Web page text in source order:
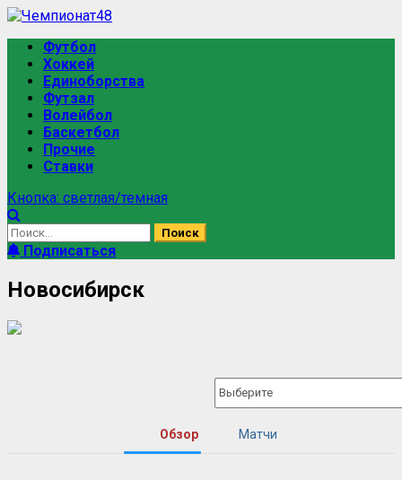
Футбол
Хоккей
Единоборства
Футзал
Волейбол
Баскетбол
Прочие
Ставки
Кнопка: светлая/темная
Подписаться
Новосибирск
Обзор Матчи